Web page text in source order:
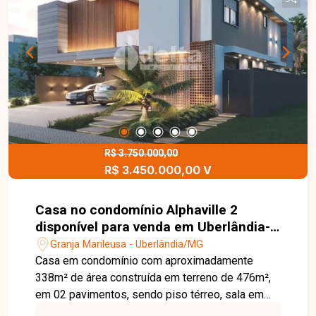
com uma bela piscina com prainha sendo
aquecida e com hidromassagem, espaço
planejado para Adega de vinho, poço de elevador,
irrigação automática com sensor de chuva,
paisagismo super completo e garagem 2+2.
R$ 3.750.000,00
R$ 3.450.000,00 V
Casa no condomínio Alphaville 2
disponível para venda em Uberlândia-
MGGranja Marileusa - Uberlândia/MG
Casa em condomínio com aproximadamente
338m² de área construída em terreno de 476m²,
em 02 pavimentos, sendo piso térreo, sala em